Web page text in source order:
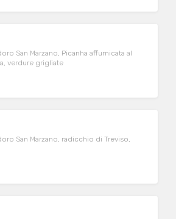
San Marzano, Picanha affumicata al
verdure grigliate
San Marzano, radicchio di Treviso,